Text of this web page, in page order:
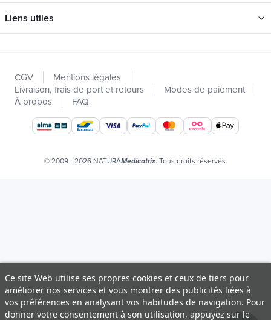
Liens utiles
Promotions
Catalogues
Nos marques
Offres d'emploi
Certificats bio
CGV
Mentions légales
Livraison, frais de port et retours
Modes de paiement
À propos
FAQ
© 2009 - 2026 NATURAMedicatrix. Tous droits réservés.
Ce site Web utilise ses propres cookies et ceux de tiers pour
améliorer nos services et vous montrer des publicités liées à
vos préférences en analysant vos habitudes de navigation. Pour
donner votre consentement à son utilisation, appuyez sur le